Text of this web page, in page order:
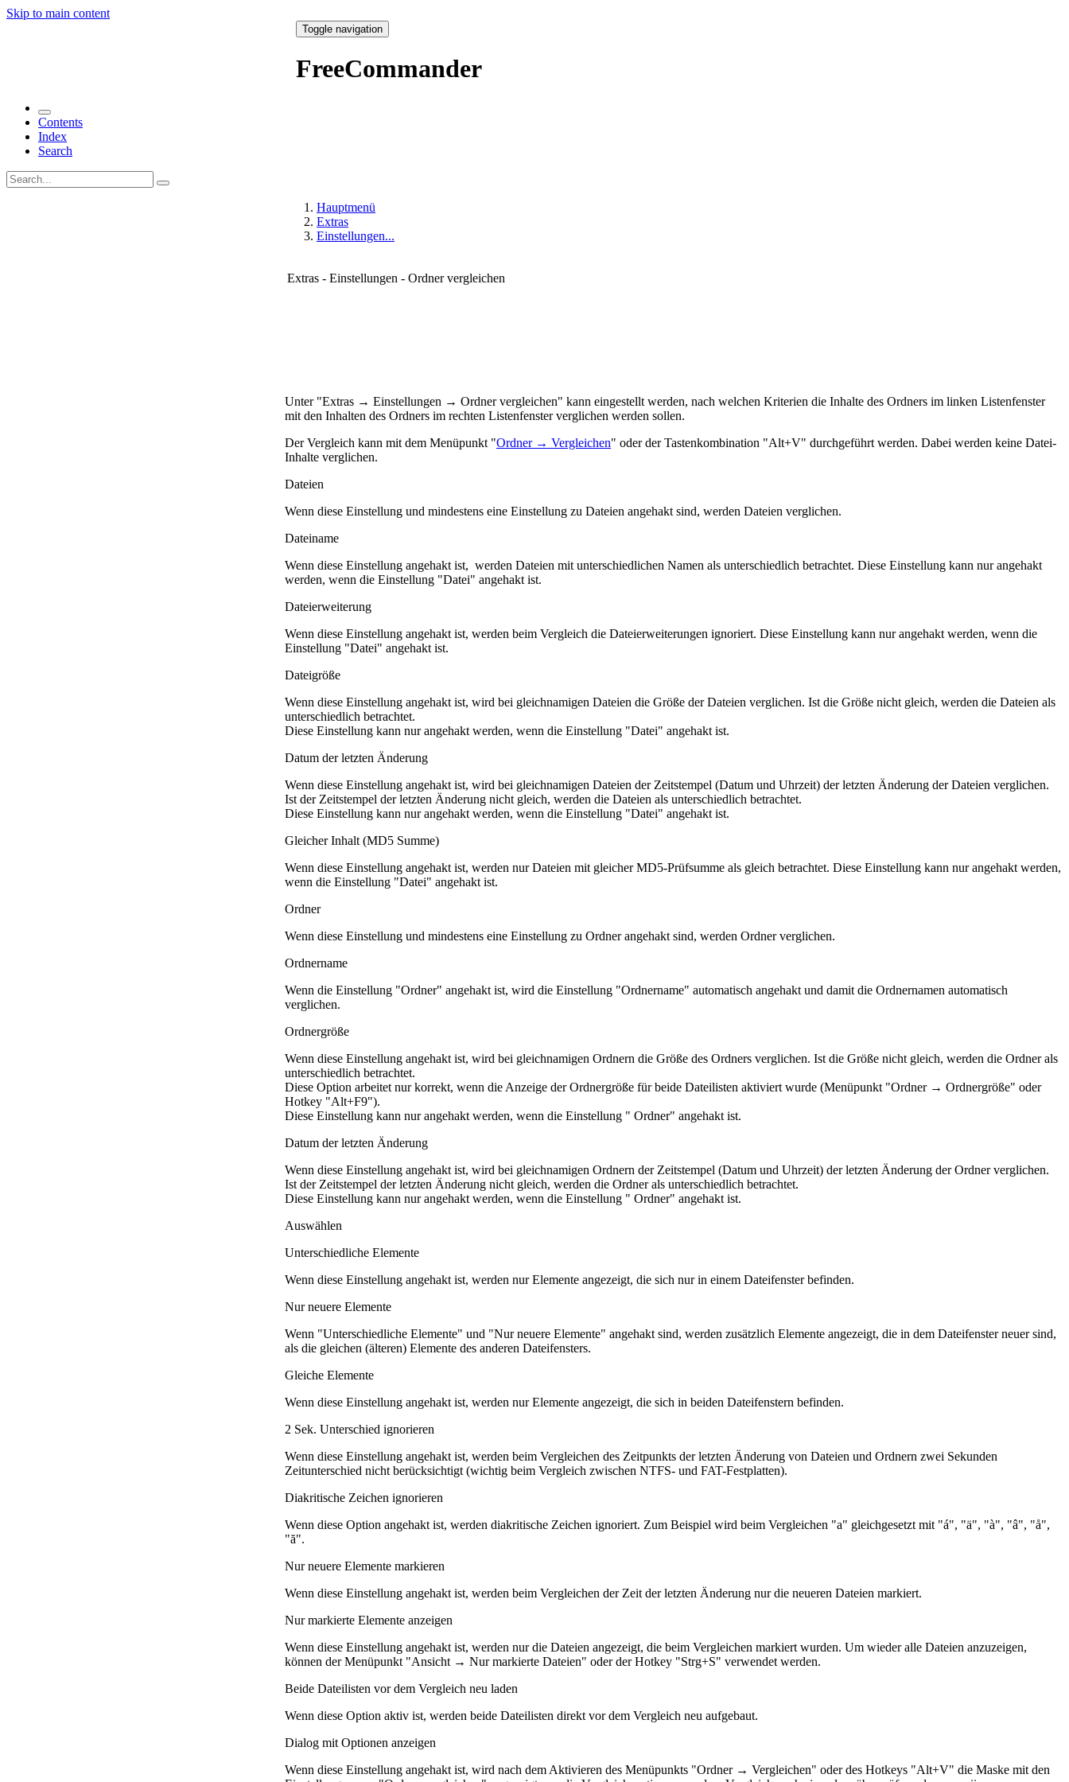
Skip to main content
Toggle navigation
FreeCommander
Contents
Index
Search
Hauptmenü
Extras
Einstellungen...
Extras - Einstellungen - Ordner vergleichen
Unter "Extras → Einstellungen → Ordner vergleichen" kann eingestellt werden, nach welchen Kriterien die Inhalte des Ordners im linken Listenfenster
mit den Inhalten des Ordners im rechten Listenfenster verglichen werden sollen.
Der Vergleich kann mit dem Menüpunkt "Ordner → Vergleichen" oder der Tastenkombination "Alt+V" durchgeführt werden. Dabei werden keine Datei-
Inhalte verglichen.
Dateien
Wenn diese Einstellung und mindestens eine Einstellung zu Dateien angehakt sind, werden Dateien verglichen.
Dateiname
Wenn diese Einstellung angehakt ist, werden Dateien mit unterschiedlichen Namen als unterschiedlich betrachtet. Diese Einstellung kann nur angehakt
werden, wenn die Einstellung "Datei" angehakt ist.
Dateierweiterung
Wenn diese Einstellung angehakt ist, werden beim Vergleich die Dateierweiterungen ignoriert. Diese Einstellung kann nur angehakt werden, wenn die
Einstellung "Datei" angehakt ist.
Dateigröße
Wenn diese Einstellung angehakt ist, wird bei gleichnamigen Dateien die Größe der Dateien verglichen. Ist die Größe nicht gleich, werden die Dateien als
unterschiedlich betrachtet.
Diese Einstellung kann nur angehakt werden, wenn die Einstellung "Datei" angehakt ist.
Datum der letzten Änderung
Wenn diese Einstellung angehakt ist, wird bei gleichnamigen Dateien der Zeitstempel (Datum und Uhrzeit) der letzten Änderung der Dateien verglichen.
Ist der Zeitstempel der letzten Änderung nicht gleich, werden die Dateien als unterschiedlich betrachtet.
Diese Einstellung kann nur angehakt werden, wenn die Einstellung "Datei" angehakt ist.
Gleicher Inhalt (MD5 Summe)
Wenn diese Einstellung angehakt ist, werden nur Dateien mit gleicher MD5-Prüfsumme als gleich betrachtet. Diese Einstellung kann nur angehakt werden,
wenn die Einstellung "Datei" angehakt ist.
Ordner
Wenn diese Einstellung und mindestens eine Einstellung zu Ordner angehakt sind, werden Ordner verglichen.
Ordnername
Wenn die Einstellung "Ordner" angehakt ist, wird die Einstellung "Ordnername" automatisch angehakt und damit die Ordnernamen automatisch
verglichen.
Ordnergröße
Wenn diese Einstellung angehakt ist, wird bei gleichnamigen Ordnern die Größe des Ordners verglichen. Ist die Größe nicht gleich, werden die Ordner als
unterschiedlich betrachtet.
Diese Option arbeitet nur korrekt, wenn die Anzeige der Ordnergröße für beide Dateilisten aktiviert wurde (Menüpunkt "Ordner → Ordnergröße" oder
Hotkey "Alt+F9").
Diese Einstellung kann nur angehakt werden, wenn die Einstellung " Ordner" angehakt ist.
Datum der letzten Änderung
Wenn diese Einstellung angehakt ist, wird bei gleichnamigen Ordnern der Zeitstempel (Datum und Uhrzeit) der letzten Änderung der Ordner verglichen.
Ist der Zeitstempel der letzten Änderung nicht gleich, werden die Ordner als unterschiedlich betrachtet.
Diese Einstellung kann nur angehakt werden, wenn die Einstellung " Ordner" angehakt ist.
Auswählen
Unterschiedliche Elemente
Wenn diese Einstellung angehakt ist, werden nur Elemente angezeigt, die sich nur in einem Dateifenster befinden.
Nur neuere Elemente
Wenn "Unterschiedliche Elemente" und "Nur neuere Elemente" angehakt sind, werden zusätzlich Elemente angezeigt, die in dem Dateifenster neuer sind,
als die gleichen (älteren) Elemente des anderen Dateifensters.
Gleiche Elemente
Wenn diese Einstellung angehakt ist, werden nur Elemente angezeigt, die sich in beiden Dateifenstern befinden.
2 Sek. Unterschied ignorieren
Wenn diese Einstellung angehakt ist, werden beim Vergleichen des Zeitpunkts der letzten Änderung von Dateien und Ordnern zwei Sekunden
Zeitunterschied nicht berücksichtigt (wichtig beim Vergleich zwischen NTFS- und FAT-Festplatten).
Diakritische Zeichen ignorieren
Wenn diese Option angehakt ist, werden diakritische Zeichen ignoriert. Zum Beispiel wird beim Vergleichen "a" gleichgesetzt mit "á", "ä", "à", "â", "å",
"ă".
Nur neuere Elemente markieren
Wenn diese Einstellung angehakt ist, werden beim Vergleichen der Zeit der letzten Änderung nur die neueren Dateien markiert.
Nur markierte Elemente anzeigen
Wenn diese Einstellung angehakt ist, werden nur die Dateien angezeigt, die beim Vergleichen markiert wurden. Um wieder alle Dateien anzuzeigen,
können der Menüpunkt "Ansicht → Nur markierte Dateien" oder der Hotkey "Strg+S" verwendet werden.
Beide Dateilisten vor dem Vergleich neu laden
Wenn diese Option aktiv ist, werden beide Dateilisten direkt vor dem Vergleich neu aufgebaut.
Dialog mit Optionen anzeigen
Wenn diese Einstellung angehakt ist, wird nach dem Aktivieren des Menüpunkts "Ordner → Vergleichen" oder des Hotkeys "Alt+V" die Maske mit den